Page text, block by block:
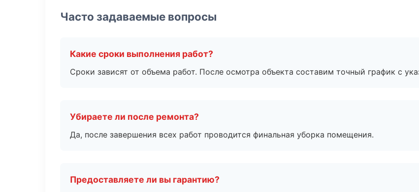
Часто задаваемые вопросы
Какие сроки выполнения работ?
Сроки зависят от объема работ. После осмотра объекта составим точный график с
Убираете ли после ремонта?
Да, после завершения всех работ проводится финальная уборка помещения.
Предоставляете ли вы гарантию?